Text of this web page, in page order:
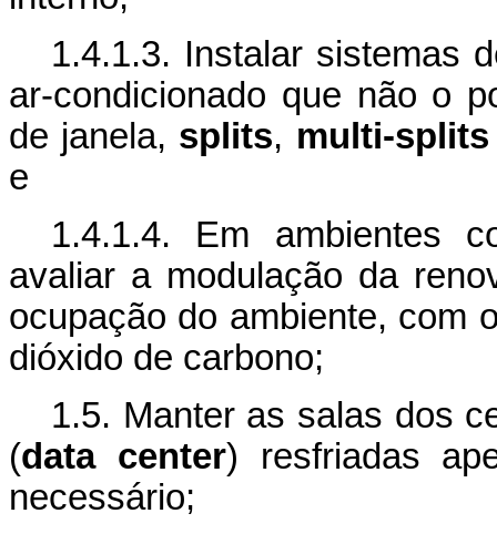
1.4.1.3. Instalar sistemas
ar-condicionado que não o
de janela, splits, multi-splits
e
1.4.1.4. Em ambientes
avaliar a modulação da
ocupação do ambiente, com
dióxido de carbono;
1.5. Manter as salas dos
(data center) resfriadas
necessário;